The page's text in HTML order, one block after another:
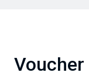
Voucher